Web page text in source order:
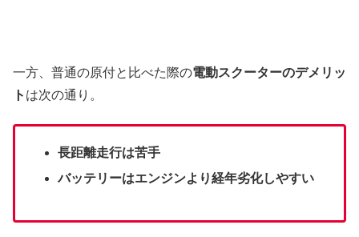
一方、普通の原付と比べた際の電動スクーターのデメリッ
ト は次の通り。
長距離走行は苦手
バッテリーはエンジンより経年劣化しやすい